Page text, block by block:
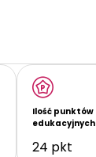
Ilość punktów
edukacyjnych
24 pkt